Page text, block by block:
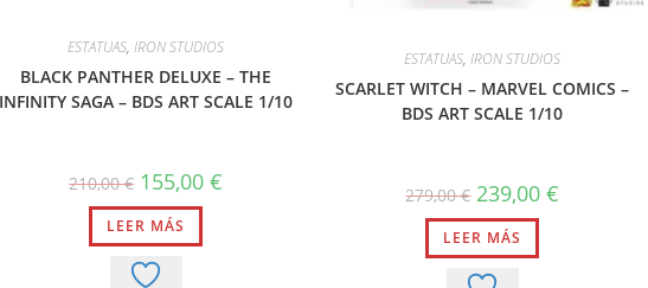
ESTATUAS,IRON STUDIOS
BLACK PANTHER DELUXE – THE
INFINITY SAGA – BDS ART SCALE 1/10
210,00€ El
precio
original
era:
210,00 €.
155,00€
LEER MÁS
ESTATUAS,IRON STUDIOS
SCARLET WITCH – MARVEL COMICS –
BDS ART SCALE 1/10
279,00€ El
precio
original
era:
279,00 €.
239,00€
LEER MÁS